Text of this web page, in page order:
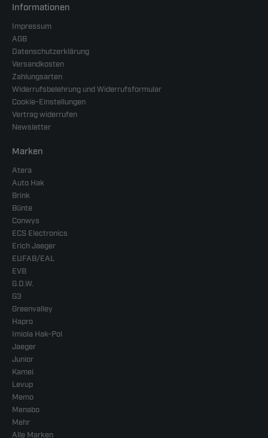
Informationen
Impressum
AGB
Datenschutzerklärung
Versandkosten
Zahlungsarten
Widerrufsbelehrung und Widerrufsformular
Cookie-Einstellungen
Vertrag widerrufen
Newsletter
Marken
Atera
Auto Hak
Brink
Bünte
Conwys
ECS Electronics
Erich Jaeger
EUFAB/EAL
EVB
G.D.W.
G3
Greenvalley
Hapro
Imiola Hak-Pol
Jaeger
Junior
Kamei
Levup
Memo
Menabo
Mehr
Alle Marken